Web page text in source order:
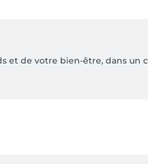
et de votre bien-être, dans